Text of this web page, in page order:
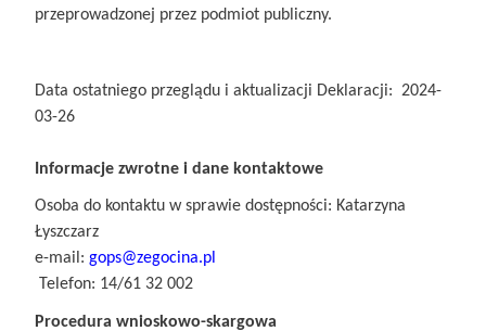
przeprowadzonej przez podmiot publiczny.
Data ostatniego przeglądu i aktualizacji Deklaracji: 2024-
03-26
Informacje zwrotne i dane kontaktowe
Osoba do kontaktu w sprawie dostępności: Katarzyna
Łyszczarz
e-mail: gops@zegocina.pl
Telefon: 14/61 32 002
Procedura wnioskowo-skargowa